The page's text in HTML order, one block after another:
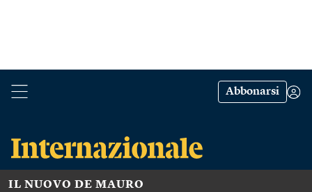
Abbonarsi
IL NUOVO DE MAURO